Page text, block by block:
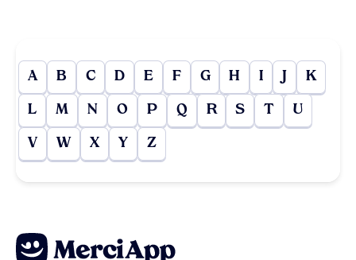
A B C D E F G H I J K
L M N O P Q R S T U
V W X Y Z